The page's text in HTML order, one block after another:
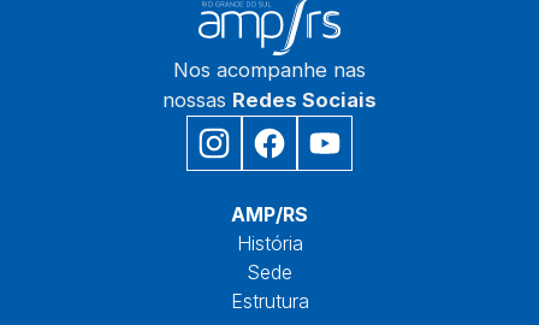
Nos acompanhe nas
nossas Redes Sociais
AMP/RS
História
Sede
Estrutura